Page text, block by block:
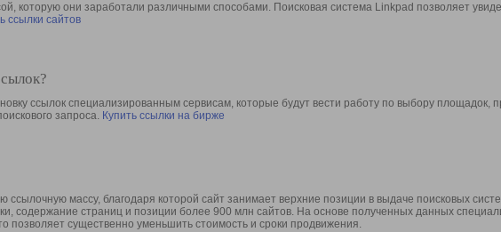
которую они заработали различными способами. Поисковая система Linkpad позволяет
ссылки сайтов
ссылок специализированным сервисам, которые будут вести работу по выбору площадок,
запроса. Купить ссылки на бирже
ссылочную массу, благодаря которой сайт занимает верхние позиции в выдаче поисковых
содержание страниц и позиции более 900 млн сайтов. На основе полученных данных
позволяет существенно уменьшить стоимость и сроки продвижения.